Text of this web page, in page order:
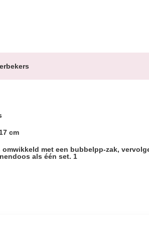
cm
omwikkeld met een bubbelpp-zak,
als één set. 1